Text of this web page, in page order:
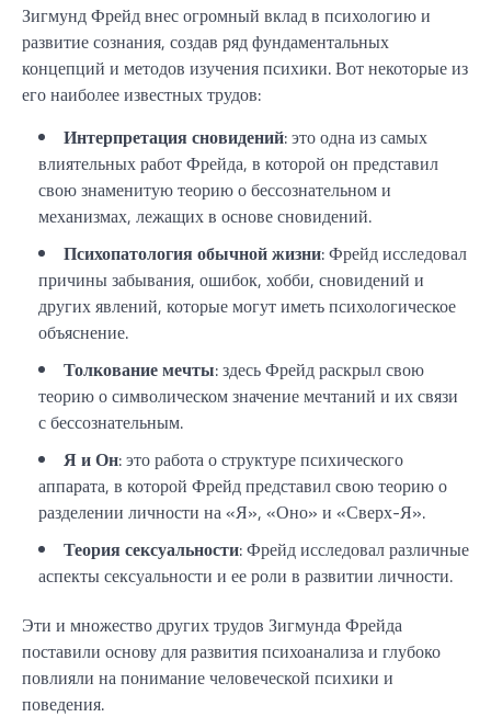
Зигмунд Фрейд внес огромный вклад в психологию и
развитие сознания, создав ряд фундаментальных
концепций и методов изучения психики. Вот некоторые из
его наиболее известных трудов:
Интерпретация сновидений: это одна из самых
влиятельных работ Фрейда, в которой он представил
свою знаменитую теорию о бессознательном и
механизмах, лежащих в основе сновидений.
Психопатология обычной жизни: Фрейд исследовал
причины забывания, ошибок, хобби, сновидений и
других явлений, которые могут иметь психологическое
объяснение.
Толкование мечты: здесь Фрейд раскрыл свою
теорию о символическом значение мечтаний и их связи
с бессознательным.
Я и Он: это работа о структуре психического
аппарата, в которой Фрейд представил свою теорию о
разделении личности на «Я», «Оно» и «Сверх-Я».
Теория сексуальности: Фрейд исследовал различные
аспекты сексуальности и ее роли в развитии личности.
Эти и множество других трудов Зигмунда Фрейда
поставили основу для развития психоанализа и глубоко
повлияли на понимание человеческой психики и
поведения.